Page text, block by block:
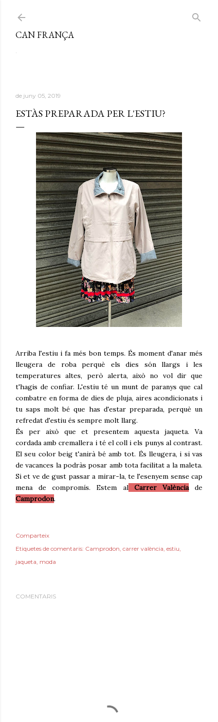
CAN FRANÇA
.
de juny 05, 2019
ESTÀS PREPARADA PER L'ESTIU?
Arriba l'estiu i fa més bon temps. És moment d'anar més
lleugera de roba perquè els dies són llargs i les
temperatures altes, però alerta, això no vol dir que
t'hagis de confiar. L'estiu té un munt de paranys que cal
combatre en forma de dies de pluja, aires acondicionats i
tu saps molt bé que has d'estar preparada, perquè un
refredat d'estiu és sempre molt llarg.
És per això que et presentem aquesta jaqueta. Va
cordada amb cremallera i té el coll i els punys al contrast.
El seu color beig t'anirà bé amb tot. És lleugera, i si vas
de vacances la podràs posar amb tota facilitat a la maleta.
Si et ve de gust passar a mirar-la, te l'esenyem sense cap
mena de compromís. Estem alCarrer Valènciade
Camprodon.
Comparteix
Etiquetes de comentaris: Camprodon carrer valència estiu
jaqueta moda
COMENTARIS